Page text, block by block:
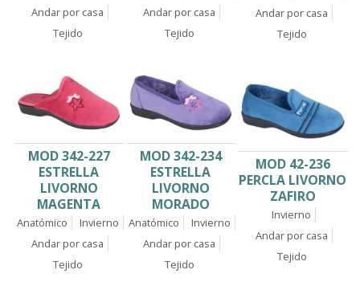
Andar por casa
Tejido
Andar por casa
Tejido
Andar por casa
Tejido
MOD 342-227
ESTRELLA
LIVORNO
MAGENTA
Anatómico
Invierno
Andar por casa
Tejido
MOD 342-234
ESTRELLA
LIVORNO
MORADO
Anatómico
Invierno
Andar por casa
Tejido
MOD 42-236
PERCLA LIVORNO
ZAFIRO
Invierno
Andar por casa
Tejido